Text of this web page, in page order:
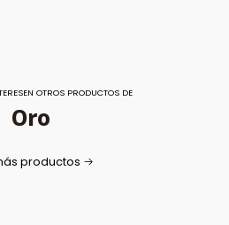
OTROS PRODUCTOS DE
Oro
productos